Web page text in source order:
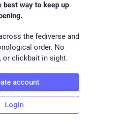
best way to keep up
the fediverse and
order. No
or clickbait in sight.
account
Login